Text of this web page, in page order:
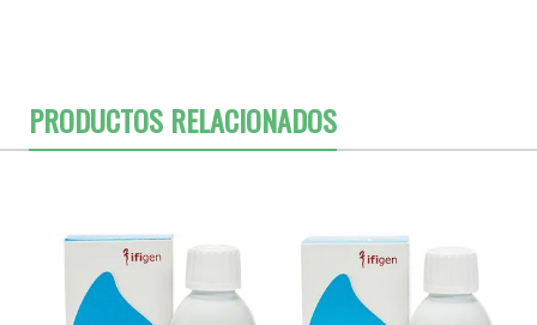
PRODUCTOS RELACIONADOS